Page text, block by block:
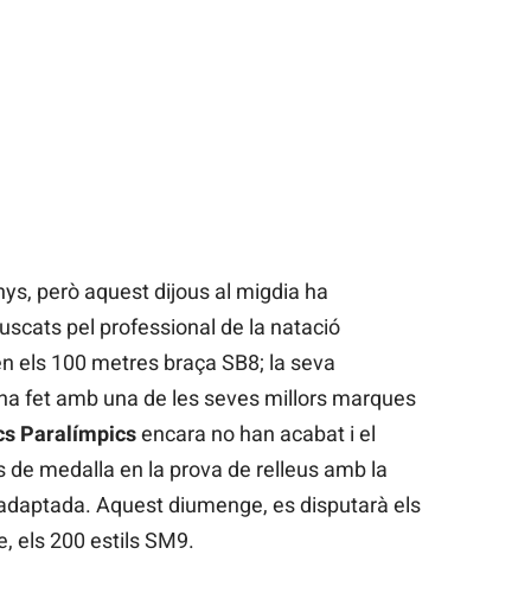
però aquest dijous al migdia ha
pel professional de la natació
els 100 metres braça SB8; la seva
fet amb una de les seves millors marques
Paralímpicsencara no han acabat i el
medalla en la prova de relleus amb la
Aquest diumenge, es disputarà els
els 200 estils SM9.